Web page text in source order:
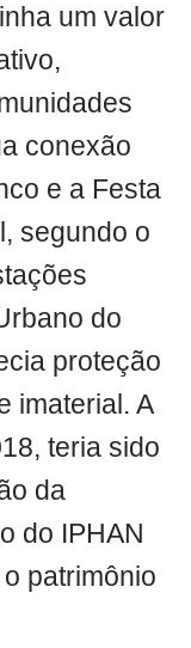
um valor
conexão
e a Festa
segundo o
do
proteção
imaterial. A
teria sido
da
do IPHAN
patrimônio